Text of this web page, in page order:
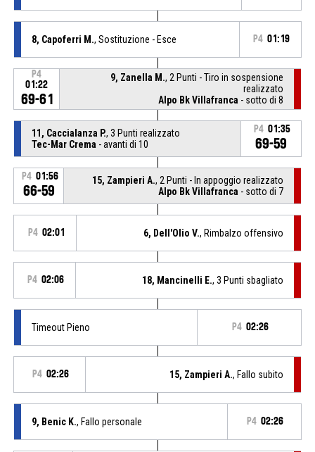
8, Capoferri M., Sostituzione - Esce P4 01:19
P4
01:22
69-61
9, Zanella M., 2 Punti - Tiro in sospensione
realizzato
Alpo Bk Villafranca - sotto di 8
11, Caccialanza P., 3 Punti realizzato
Tec-Mar Crema - avanti di 10
P4 01:35
69-59
P4 01:56
66-59
15, Zampieri A., 2 Punti - In appoggio realizzato
Alpo Bk Villafranca - sotto di 7
P4 02:01 6, Dell'Olio V., Rimbalzo offensivo
P4 02:06 18, Mancinelli E., 3 Punti sbagliato
Timeout Pieno P4 02:26
P4 02:26 15, Zampieri A., Fallo subito
9, Benic K., Fallo personale P4 02:26